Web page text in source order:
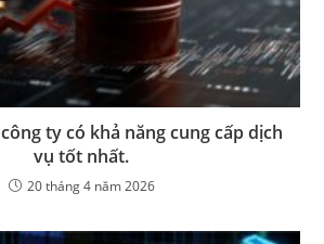
ty có khả năng cung cấp dịch
vụ tốt nhất.
20 tháng 4 năm 2026